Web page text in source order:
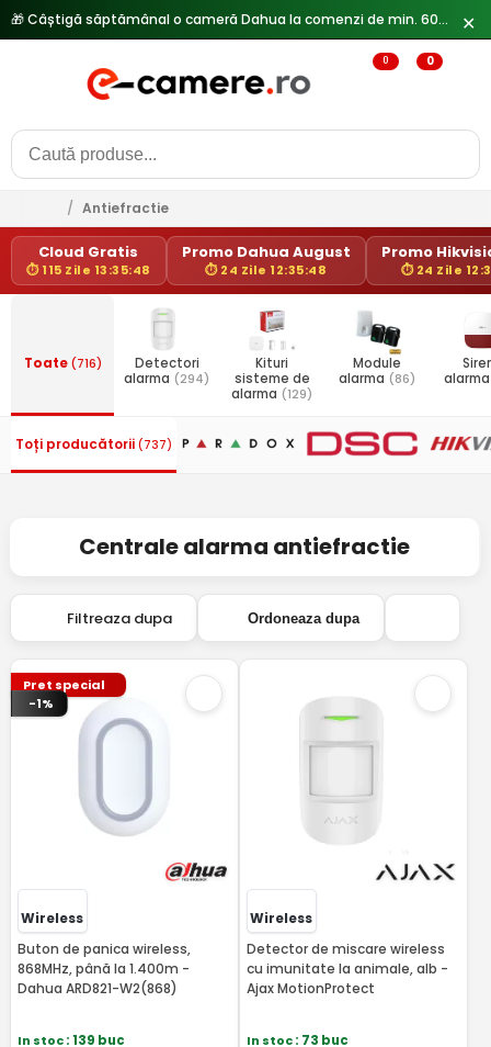
✕
0 0
/ Antiefractie
Cloud Gratis
⏱ 115 Zile 13:35:48
Promo Dahua August
⏱ 24 Zile 12:35:48
Promo
⏱ 24 Zile
Toate(716)
Detectori
alarma (294)
Kituri
sisteme de
alarma (129)
Module
alarma (86)
Toți producătorii (737)
Centrale alarma antiefractie
Filtreaza dupa Ordoneaza dupa
Pret special
-1%
Wireless
Buton de panica wireless,
868MHz, până la 1.400m -
Dahua ARD821-W2(868)
In stoc: 139 buc
Wireless
Detector de miscare wireless
cu imunitate la animale, alb -
Ajax MotionProtect
In stoc: 73 buc